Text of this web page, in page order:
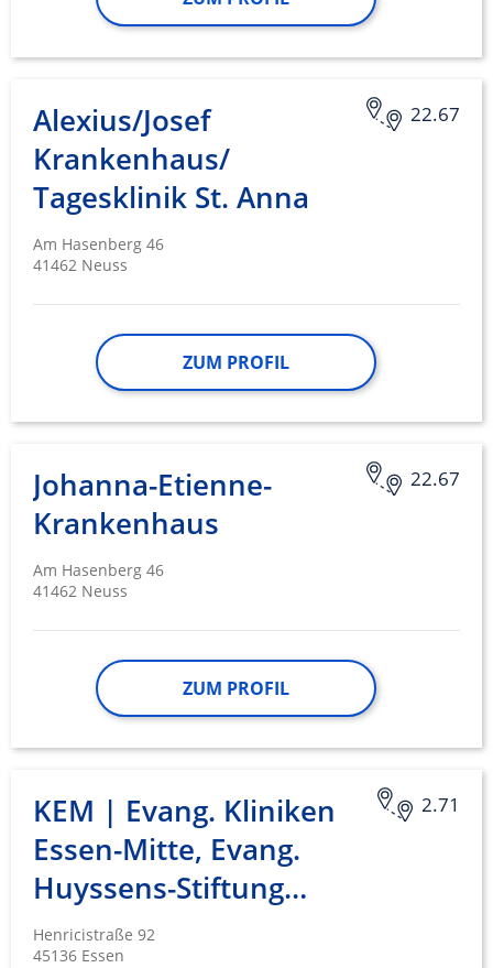
22.67
Alexius/Josef
Krankenhaus/
Tagesklinik St. Anna
Am Hasenberg 46
41462 Neuss
ZUM PROFIL
22.67
Johanna-Etienne-
Krankenhaus
Am Hasenberg 46
41462 Neuss
ZUM PROFIL
2.71
KEM | Evang. Kliniken
Essen-Mitte, Evang.
Huyssens-Stiftung…
Henricistraße 92
45136 Essen